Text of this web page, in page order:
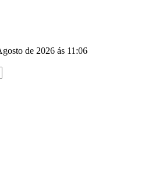
de 2026 ás 11:06